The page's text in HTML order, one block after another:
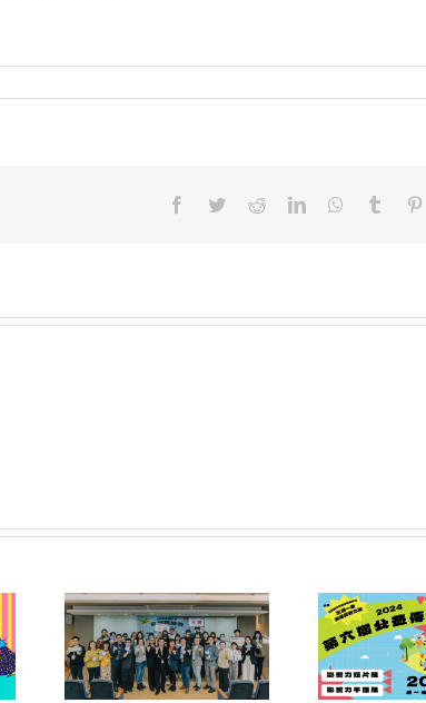
Facebook
TwitterRedditLinkedInWhatsApp
Tumblr
獎典
2024「第六屆公益傳播
獎」｜現正報名中！